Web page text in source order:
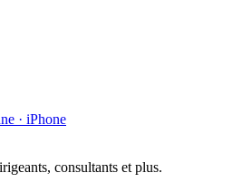
· iPhone
consultants et plus.